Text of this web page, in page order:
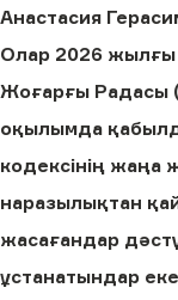
Анастасия
Олар 2026 жылғы
Жоғарғы Радасы
оқылымда
кодексінің жаңа
наразылықтан
жасағандар
ұстанатындар